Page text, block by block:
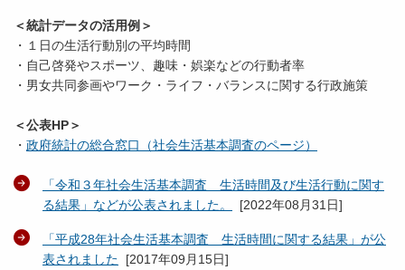
＜統計データの活用例＞
・１日の生活行動別の平均時間
・自己啓発やスポーツ、趣味・娯楽などの行動者率
・男女共同参画やワーク・ライフ・バランスに関する行政施策
＜公表HP＞
・ 政府統計の総合窓口（社会生活基本調査のページ）
「令和３年社会生活基本調査 生活時間及び生活行動に関す
る結果」などが公表されました。
[2022年08月31日]
「平成28年社会生活基本調査 生活時間に関する結果」が公
表されました [2017年09月15日]